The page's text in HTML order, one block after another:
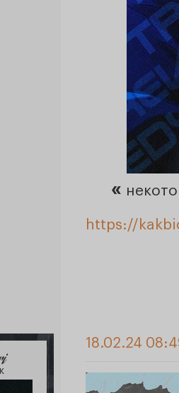
«
https://
18.02.24